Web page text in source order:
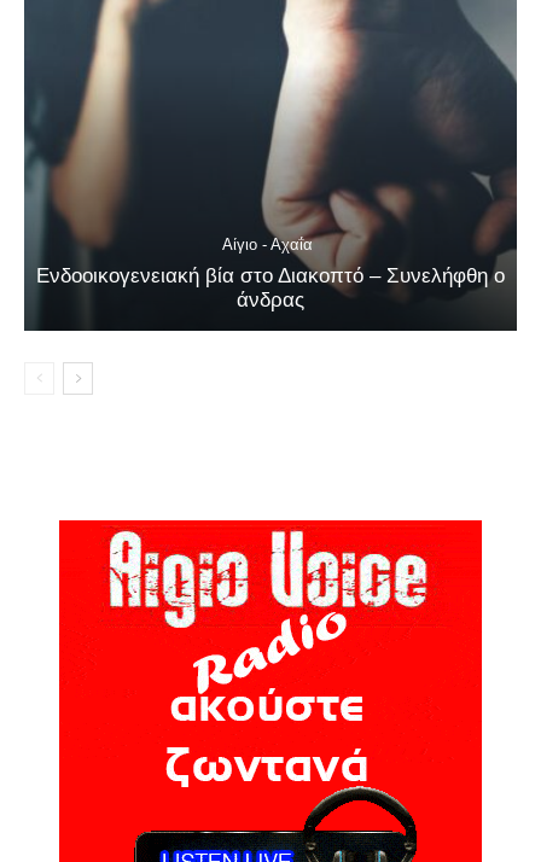
Αίγιο - Αχαΐα
Ενδοοικογενειακή βία στο Διακοπτό – Συνελήφθη ο
άνδρας